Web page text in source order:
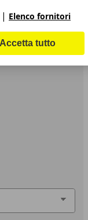
| Elenco fornitori
Accetta tutto